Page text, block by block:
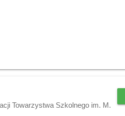
Towarzystwa Szkolnego im. M.